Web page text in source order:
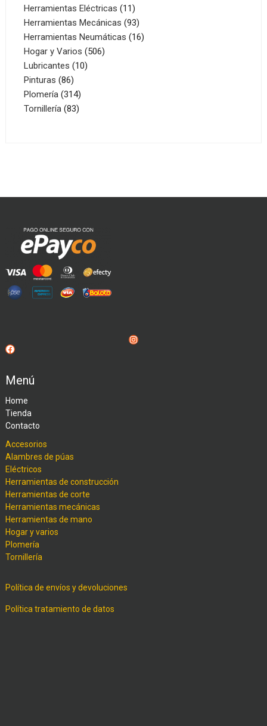
Herramientas Eléctricas 1111
productos
Herramientas Mecánicas 9393
productos
Herramientas Neumáticas 1616
Hogar y Varios 506506
Lubricantes 1010
Pinturas 8686
productos
Plomería 314314
productos
Tornillería 8383
Instagram
Facebook
Menú
Home
Tienda
Contacto
Accesorios
Alambres de púas
Eléctricos
Herramientas de construcción
Herramientas de corte
Herramientas mecánicas
Herramientas de mano
Hogar y varios
Plomería
Tornillería
Política de envíos y devoluciones
Política tratamiento de datos